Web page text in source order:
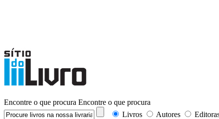
Encontre o que procura Encontre o que procura
Livros
Autores